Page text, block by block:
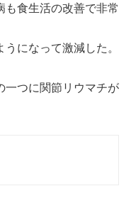
も食生活の改善で非常
になって激減した。
一つに関節リウマチが